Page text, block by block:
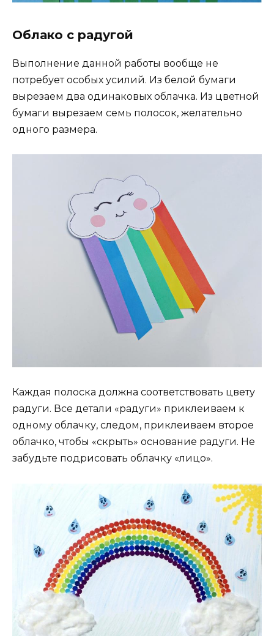
Облако с радугой
Выполнение данной работы вообще не
потребует особых усилий. Из белой бумаги
вырезаем два одинаковых облачка. Из цветной
бумаги вырезаем семь полосок, желательно
одного размера.
Каждая полоска должна соответствовать цвету
радуги. Все детали «радуги» приклеиваем к
одному облачку, следом, приклеиваем второе
облачко, чтобы «скрыть» основание радуги. Не
забудьте подрисовать облачку «лицо».